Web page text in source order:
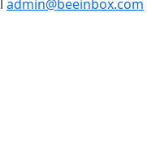
admin@beeinbox.com